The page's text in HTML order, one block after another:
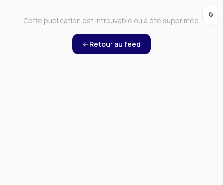
Cette publication est introuvable ou a été supprimée.
Retour au feed
🔄